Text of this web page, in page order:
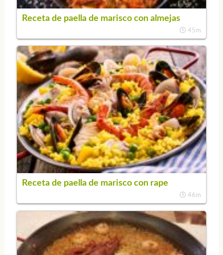
Receta de paella de marisco con almejas
45m
Receta de paella de marisco con rape
46m